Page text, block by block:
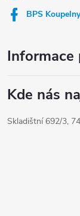
BPS Koupelny
Informace
Kde nás
Skladištní 692/3,